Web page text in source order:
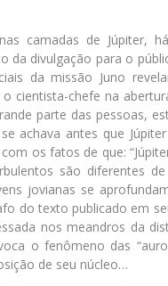
camadas de Júpiter,
divulgação para o
da missão Juno
cientista-chefe na
parte das pessoas,
achava antes que
os fatos de que:
são diferentes
jovianas se
do texto publicado em
nos meandros da
o fenômeno das
de seu núcleo…